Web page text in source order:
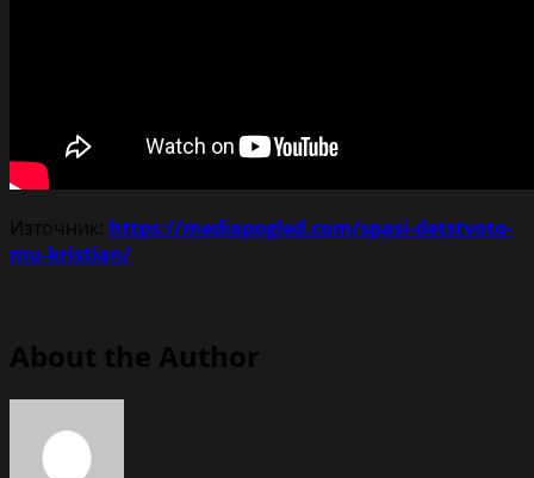
Източник: https://mediapogled.com/spasi-detstvoto-
mu-kristian/
About the Author